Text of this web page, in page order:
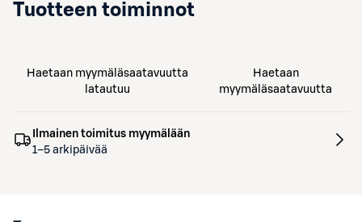
Tuotteen toiminnot
Haetaan myymäläsaatavuutta
latautuu
Haetaan
myymäläsaatavuutta
Ilmainen toimitus myymälään
1–5 arkipäivää